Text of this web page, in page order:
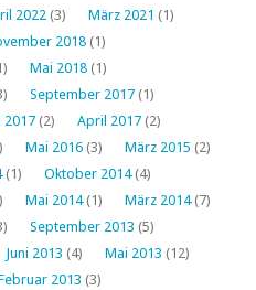
2022 (3) März 2021 (1)
2018 (1)
Mai 2018 (1)
September 2017 (1)
2017 (2) April 2017 (2)
Mai 2016 (3) März 2015 (2)
(1) Oktober 2014(4)
Mai 2014(1) März 2014(7)
September 2013 (5)
Juni 2013 (4) Mai 2013 (12)
2013 (3)